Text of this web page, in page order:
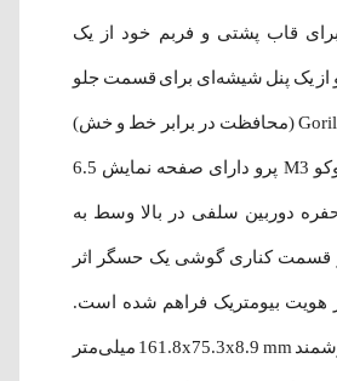
قاب پشتی و فربم خود از یک
یک پنل شیشه‌ای برای قسمت جلو
از جنس Gorilla Glass 3 (محافظت در برابر خط و خش)
بهره برده است. پوکو M3 پرو دارای صفحه نمایش 6.5
دوربین سلفی در بالا وسط به
کناری گوشی یک حسگر اثر
هویت بیومتریک فراهم شده‌ است.
ابعاد این گوشی هوشمند 161.8x75.3x8.9 mm میلی‌متر